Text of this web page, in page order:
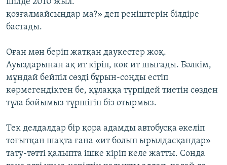
шілде 2010 жыл.
қозғалмайсыңдар ма?» деп реніштерін білдіре
бастады.
Оған мән беріп жатқан даукестер жоқ.
Ауыздарынан ақ ит кіріп, көк ит шығады. Бәлкім,
мұндай бейпіл сөзді бұрын-соңды естіп
көрмегендіктен бе, құлаққа түрпідей тиетін сөзден
тұла бойымыз түршігіп біз отырмыз.
Тек делдалдар бір қора адамды автобусқа әкеліп
тоғытқан шақта ғана «ит болып ырылдасқандар»
тату-тәтті қалыпта ішке кіріп келе жатты. Сонда